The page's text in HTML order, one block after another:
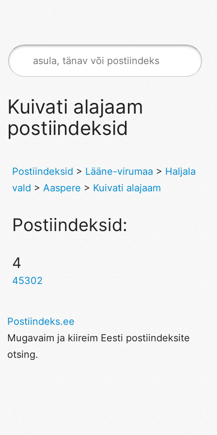
Kuivati alajaam
postiindeksid
Postiindeksid > Lääne-virumaa > Haljala
vald > Aaspere > Kuivati alajaam
Postiindeksid:
4
45302
Postiindeks.ee
Mugavaim ja kiireim Eesti postiindeksite
otsing.